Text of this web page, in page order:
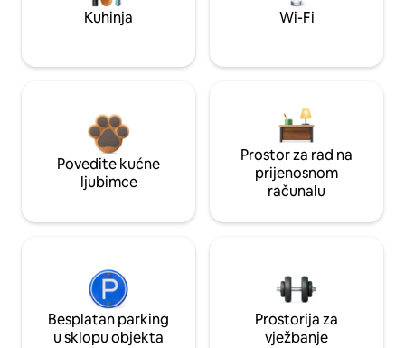
Kuhinja Wi-Fi
Povedite kućne
ljubimce
Prostor za rad na
prijenosnom
računalu
Besplatan parking
u sklopu objekta
Prostorija za
vježbanje